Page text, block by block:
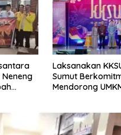
Laksanakan
Sumut
Mendorong